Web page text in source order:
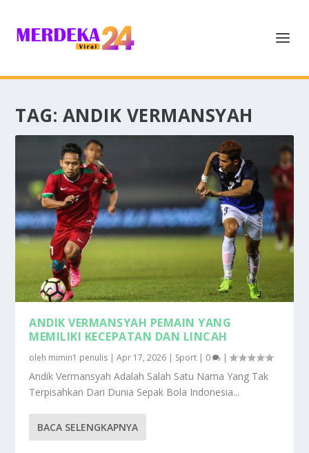
TAG: ANDIK VERMANSYAH
ANDIK VERMANSYAH PEMAIN YANG
MEMILIKI KECEPATAN DAN LINCAH
oleh mimin1 penulis |Apr 17, 2026 | Sport | 0 |
Andik Vermansyah Adalah Salah Satu Nama Yang Tak
Terpisahkan Dari Dunia Sepak Bola Indonesia...
BACA SELENGKAPNYA